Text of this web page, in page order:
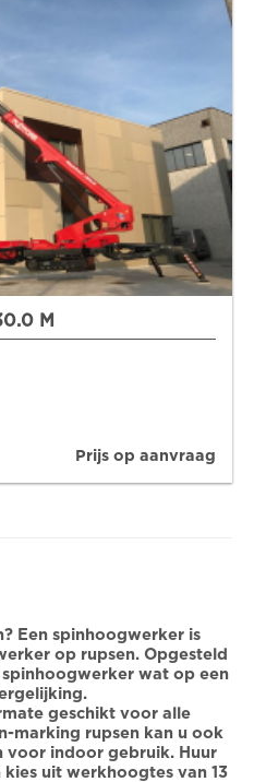
M
Prijs op aanvraag
Een spinhoogwerker is
op rupsen. Opgesteld
wat op een
geschikt voor alle
marking rupsen kan u ook
voor indoor gebruik. Huur
uit werkhoogtes van 13